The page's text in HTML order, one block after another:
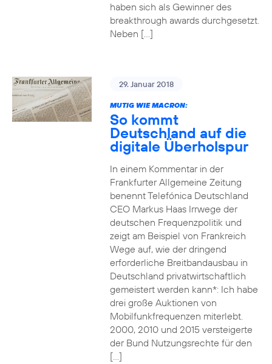
haben sich als Gewinner des
breakthrough awards durchgesetzt.
Neben […]
29. Januar 2018
MUTIG WIE MACRON:
So kommt
Deutschland auf die
digitale Überholspur
In einem Kommentar in der
Frankfurter Allgemeine Zeitung
benennt Telefónica Deutschland
CEO Markus Haas Irrwege der
deutschen Frequenzpolitik und
zeigt am Beispiel von Frankreich
Wege auf, wie der dringend
erforderliche Breitbandausbau in
Deutschland privatwirtschaftlich
gemeistert werden kann*: Ich habe
drei große Auktionen von
Mobilfunkfrequenzen miterlebt.
2000, 2010 und 2015 versteigerte
der Bund Nutzungsrechte für den
[…]